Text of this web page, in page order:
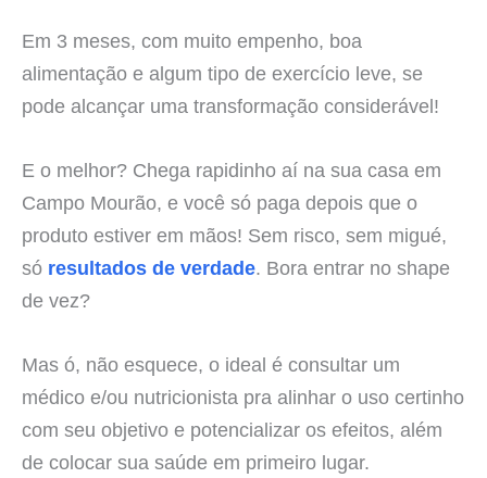
Em 3 meses, com muito empenho, boa
alimentação e algum tipo de exercício leve, se
pode alcançar uma transformação considerável!
E o melhor? Chega rapidinho aí na sua casa em
Campo Mourão, e você só paga depois que o
produto estiver em mãos! Sem risco, sem migué,
só resultados de verdade. Bora entrar no shape
de vez?
Mas ó, não esquece, o ideal é consultar um
médico e/ou nutricionista pra alinhar o uso certinho
com seu objetivo e potencializar os efeitos, além
de colocar sua saúde em primeiro lugar.